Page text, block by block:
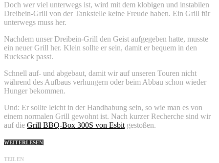
Doch wer viel unterwegs ist, wird mit dem klobigen und instabilen
Dreibein-Grill von der Tankstelle keine Freude haben. Ein Grill für
unterwegs muss her.
Nachdem unser Dreibein-Grill den Geist aufgegeben hatte, musste
ein neuer Grill her. Klein sollte er sein, damit er bequem in den
Rucksack passt.
Schnell auf- und abgebaut, damit wir auf unseren Touren nicht
während des Aufbaus verhungern oder beim Abbau schon wieder
Hunger bekommen.
Und: Er sollte leicht in der Handhabung sein, so wie man es von
einem normalen Grill gewohnt ist. Nach kurzer Recherche sind wir
auf die Grill BBQ-Box 300S von Esbit gestoßen.
WEITERLESEN
TEILEN